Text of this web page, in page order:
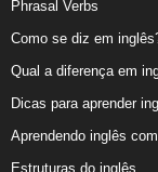
Phrasal Verbs
Como se diz em
Qual a diferença em
Dicas para aprender
Aprendendo inglês
Estruturas do inglês